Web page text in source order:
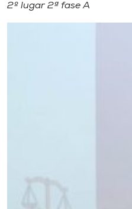
2º lugar 2ª fase A